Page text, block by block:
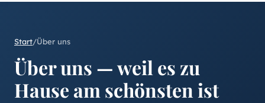
Start/Über uns
Über uns — weil es zu
Hause am schönsten ist